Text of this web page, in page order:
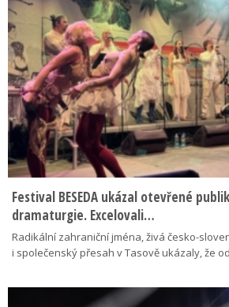
Festival BESEDA ukázal otevřené
dramaturgie. Excelovali…
Radikální zahraniční jména, živá česko-
i společenský přesah v Tasově ukázaly, že